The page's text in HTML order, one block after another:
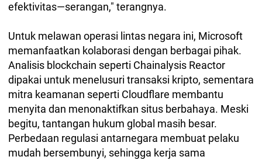
efektivitas—serangan," terangnya.
Untuk melawan operasi lintas negara ini, Microsoft
memanfaatkan kolaborasi dengan berbagai pihak.
Analisis blockchain seperti Chainalysis Reactor
dipakai untuk menelusuri transaksi kripto, sementara
mitra keamanan seperti Cloudflare membantu
menyita dan menonaktifkan situs berbahaya. Meski
begitu, tantangan hukum global masih besar.
Perbedaan regulasi antarnegara membuat pelaku
mudah bersembunyi, sehingga kerja sama